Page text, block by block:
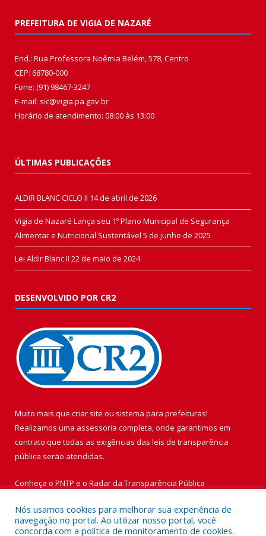
PREFEITURA DE VIGIA DE NAZARÉ
End.: Rua Professora Noêmia Belém, 578, Centro
CEP: 68780-000
Fone: (91) 98467-3247
E-mail: sic@vigia.pa.gov.br
Horário de atendimento: 08:00 às 13:00
ÚLTIMAS PUBLICAÇÕES
ALDIR BLANC CICLO II 14 de abril de 2026
Vigia de Nazaré Lança seu 1º Plano Municipal de Segurança
Alimentar e Nutricional Sustentável 5 de junho de 2025
Lei Aldir Blanc II 22 de maio de 2024
DESENVOLVIDO POR CR2
Muito mais que criar site ou sistema para prefeituras!
Realizamos uma assessoria completa, onde garantimos em
contrato que todas as exigências das leis de transparência
pública serão atendidas.
Conheça o PNTP e o Radar da Transparência Pública
Nós usamos cookies para melhorar sua experiência de
navegação no portal. Ao utilizar nosso portal, você
concorda com a política de monitoramento de cookies.